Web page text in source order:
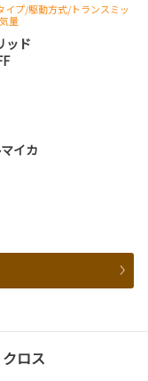
イプ/駆動方式/トランスミッ
量
ッド
イカ
ロス